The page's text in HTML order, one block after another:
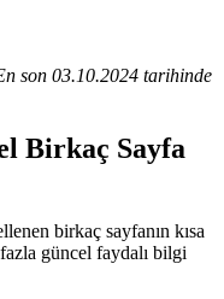
son 03.10.2024 tarihinde
Birkaç Sayfa
birkaç sayfanın kısa
güncel faydalı bilgi